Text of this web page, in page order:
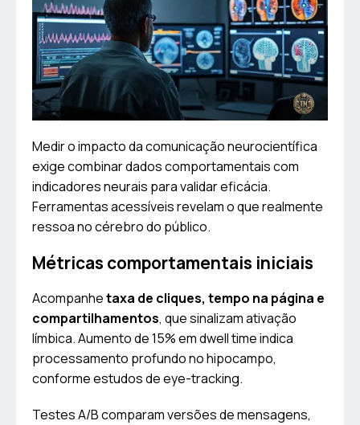
Medir o impacto da comunicação neurocientífica
exige combinar dados comportamentais com
indicadores neurais para validar eficácia.
Ferramentas acessíveis revelam o que realmente
ressoa no cérebro do público.
Métricas comportamentais iniciais
Acompanhetaxa de cliques, tempo na página e
compartilhamentos, que sinalizam ativação
límbica. Aumento de 15% em dwell time indica
processamento profundo no hipocampo,
conforme estudos de eye-tracking.
Testes A/B comparam versões de mensagens,